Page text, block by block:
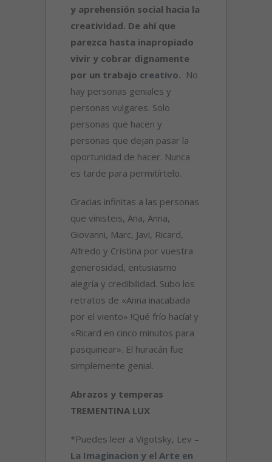
y aprehensión social hacia la
creatividad. De ahí que
parezca hasta inapropiado
vivir y cobrar dignamente
por un trabajo creativo. No
hay personas geniales y
personas vulgares. Solo
personas que hacen y
personas que dejan pasar la
oportunidad de hacer. Nunca
es tarde para permitírtelo.
Gracias infinitas a las personas
que vinisteis, Ana, Anna,
Giovanni, Marc, Javi, Ricard,
Alfredo y Cristina por vuestra
generosidad, entusiasmo
alegría y credibilidad. Subo los
retratos de «Anna inacabada
por el viento» !Qué frío hacía! y
«Ricard en cinco minutos para
pasquinear». El huracán fue
simplemente genial.
Abrazos y temperas
TREMENTINA LUX
*Puedes leer a Vigotsky, Lev –
La Imaginacion y el Arte en